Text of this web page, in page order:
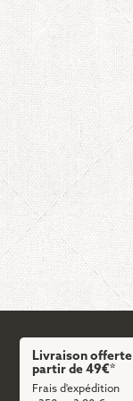
Livraison offerte
partir de 49€*
Frais d'expédition